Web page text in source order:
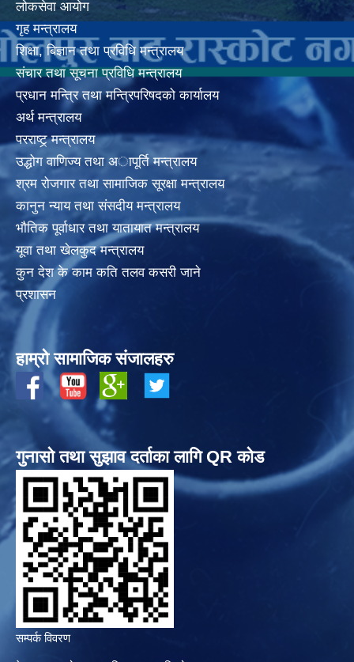
लोकसेवा आयोग
गृह मन्त्रालय
शिक्षा, बिज्ञान तथा प्रविधि मन्त्रालय
संचार तथा सूचना प्रविधि मन्त्रालय
प्रधान मन्त्रि तथा मन्त्रिपरिषदको कार्यालय
अर्थ मन्त्रालय
परराष्ट्र् मन्त्रालय
उद्धोग वाणिज्य तथा अापूर्ति मन्त्रालय
श्रम रोजगार तथा सामाजिक सूरक्षा मन्त्रालय
कानुन न्याय तथा संसदीय मन्त्रालय
भाैतिक पूर्वाधार तथा यातायात मन्त्रालय
यूवा तथा खेलकुद मन्त्रालय
कुन देश के काम कति तलव कसरी जाने
प्रशासन
हाम्रो सामाजिक संजालहरु
गुनासो तथा सुझाव दर्ताका लागि QR कोड
सम्पर्क विवरण